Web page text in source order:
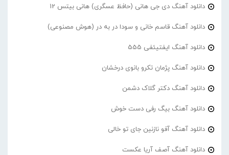
دانلود آهنگ دی جی هانی (حافظ عسگری) هانی بیتس 12
دانلود آهنگ قاسم خانی و سودا در به در (هوش مصنوعی)
دانلود آهنگ ایفتیئفی 555
دانلود آهنگ پژمان تکرو بانوی درخشان
دانلود آهنگ دکتر گلاک دشمن
دانلود آهنگ بیگ رفی دست خوش
دانلود آهنگ آفو نازنین جای تو خالی
دانلود آهنگ آصف آریا عکست